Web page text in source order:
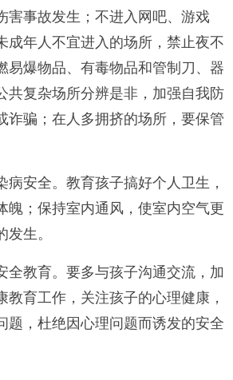
害事故发生；不进入网吧、游戏
成年人不宜进入的场所，禁止夜不
易爆物品、有毒物品和管制刀、器
共复杂场所分辨是非，加强自我防
诈骗；在人多拥挤的场所，要保管
安全。教育孩子搞好个人卫生，
魄；保持室内通风，使室内空气更
生。
教育。要多与孩子沟通交流，加
教育工作，关注孩子的心理健康，
题，杜绝因心理问题而诱发的安全